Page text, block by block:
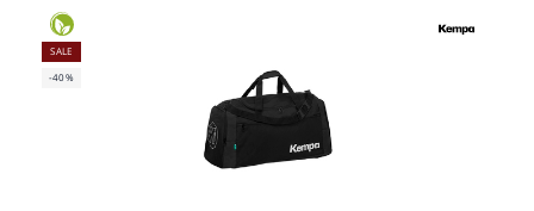
SALE
-40%